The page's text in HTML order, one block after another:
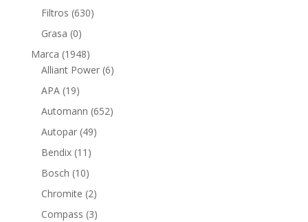
Filtros 630630
Grasa 00
productos
Marca 19481948
productos
Alliant Power 66
APA 1919
productos
Automann 652652
Autopar 4949
Bendix 11 11
productos
Bosch 1010
productos
Chromite 22
productos
Compass 33